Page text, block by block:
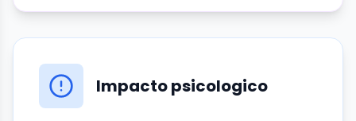
Impacto psicologico